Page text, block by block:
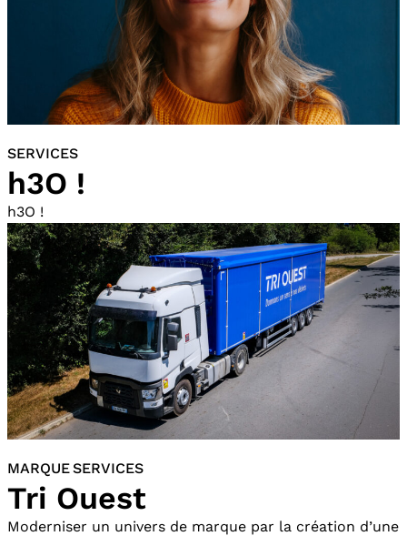
SERVICES
h3O !
h3O !
MARQUE SERVICES
Tri Ouest
Moderniser un univers de marque par la création d’une